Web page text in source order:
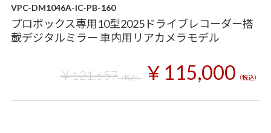
VPC-DM1046A-IC-PB-160
プロボックス専用10型2025ドライブレコーダー搭
載デジタルミラー 車内用リアカメラモデル
￥121,657（税込） ￥115,000 （税込）